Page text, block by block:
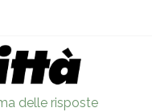
delle risposte